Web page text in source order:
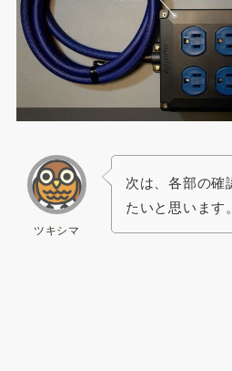
ツキシマ
次は、各部の確
たいと思います。